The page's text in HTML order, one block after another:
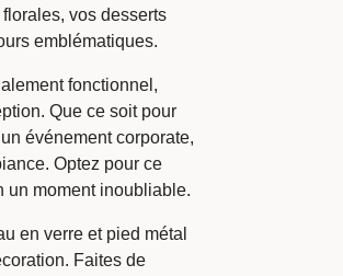
vos desserts
emblématiques.
fonctionnel,
Que ce soit pour
événement corporate,
Optez pour ce
un moment inoubliable.
en verre et pied métal
Faites de